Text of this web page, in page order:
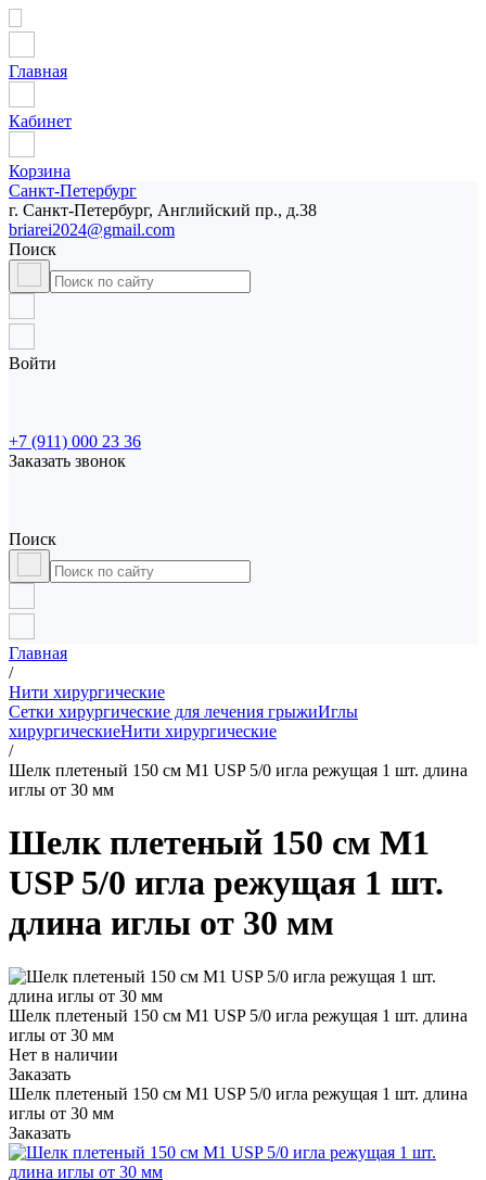
Главная
Кабинет
Корзина
Санкт-Петербург
г. Санкт-Петербург, Английский пр., д.38
briarei2024@gmail.com
Поиск
Войти
+7 (911) 000 23 36
Заказать звонок
Поиск
Главная
/
Нити хирургические
Сетки хирургические для лечения грыжиИглы
хирургическиеНити хирургические
/
Шелк плетеный 150 см М1 USP 5/0 игла режущая 1 шт. длина
иглы от 30 мм
Шелк плетеный 150 см М1
USP 5/0 игла режущая 1 шт.
длина иглы от 30 мм
Шелк плетеный 150 см М1 USP 5/0 игла режущая 1 шт. длина
иглы от 30 мм
Нет в наличии
Заказать
Шелк плетеный 150 см М1 USP 5/0 игла режущая 1 шт. длина
иглы от 30 мм
Заказать